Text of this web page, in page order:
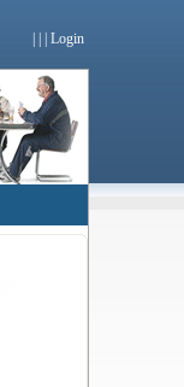
Login